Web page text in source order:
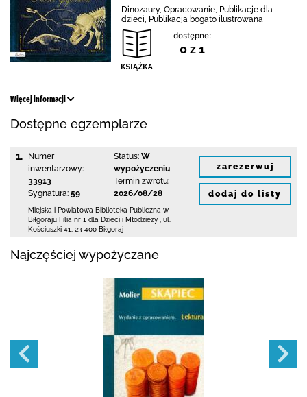
Dinozaury, Opracowanie, Publikacje dla
dzieci, Publikacja bogato ilustrowana
dostępne:
0 z 1
Więcej informacji
Dostępne egzemplarze
1.
Numer
inwentarzowy:
33913
Sygnatura: 59
Status: W
wypożyczeniu
Termin zwrotu:
2026/08/28
Miejska i Powiatowa Biblioteka Publiczna w
Biłgoraju Filia nr 1 dla Dzieci i Młodzieży
ul.
Kościuszki 41
23-400 Biłgoraj
zarezerwuj
dodaj do listy
Najczęściej wypożyczane